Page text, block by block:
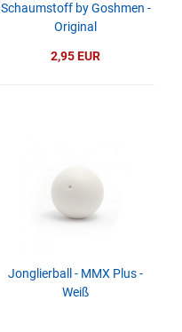
Schaumstoff by Goshmen -
Original
2,95 EUR
Jonglierball - MMX Plus -
Weiß